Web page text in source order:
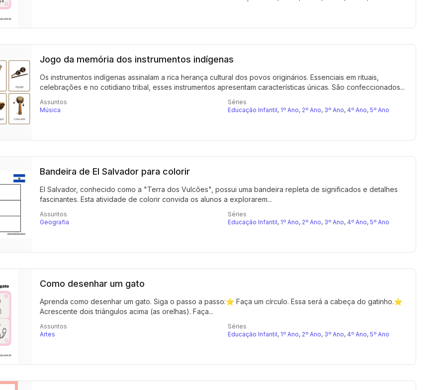
Jogo da memória dos instrumentos indígenas
Os instrumentos indígenas assinalam a rica herança cultural dos povos originários. Essenciais em rituais,
celebrações e no cotidiano tribal, esses instrumentos apresentam características únicas. São confeccionados...
Assuntos
Música
Séries
Educação Infantil, 1º Ano, 2º Ano, 3º Ano, 4º Ano, 5º Ano
Bandeira de El Salvador para colorir
El Salvador, conhecido como a "Terra dos Vulcões", possui uma bandeira repleta de significados e detalhes
fascinantes. Esta atividade de colorir convida os alunos a explorarem...
Assuntos
Geografia
Séries
Educação Infantil, 1º Ano, 2º Ano, 3º Ano, 4º Ano, 5º Ano
Como desenhar um gato
Aprenda como desenhar um gato. Siga o passo a passo:⭐ Faça um círculo. Essa será a cabeça do gatinho.⭐
Acrescente dois triângulos acima (as orelhas). Faça...
Assuntos
Artes
Séries
Educação Infantil, 1º Ano, 2º Ano, 3º Ano, 4º Ano, 5º Ano